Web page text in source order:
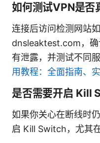
如何测试VPN是否
连接后访问检测网站
dnsleaktest.com，确
有泄露，并测试不同
用教程：全面指南、
是否需要开启 Kill
如果你关心在断线时
启 Kill Switch，尤其